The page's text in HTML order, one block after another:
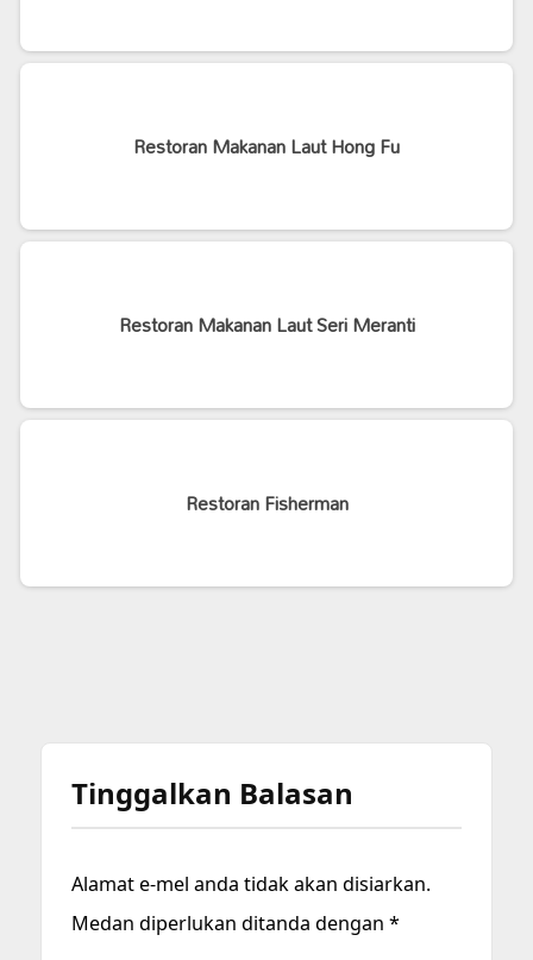
Restoran Makanan Laut Hong Fu
Restoran Makanan Laut Seri Meranti
Restoran Fisherman
Tinggalkan Balasan
Alamat e-mel anda tidak akan disiarkan.
Medan diperlukan ditanda dengan *